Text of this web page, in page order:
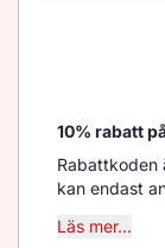
10% rabatt
Rabattkoden
kan endast
Rabattkoden
Läs mer...